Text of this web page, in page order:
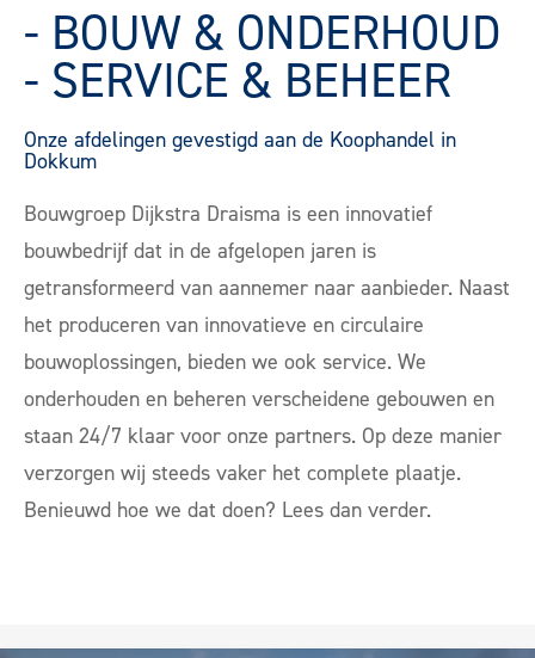
- BOUW & ONDERHOUD
- SERVICE & BEHEER
Onze afdelingen gevestigd aan de Koophandel in
Dokkum
Bouwgroep Dijkstra Draisma is een innovatief
bouwbedrijf dat in de afgelopen jaren is
getransformeerd van aannemer naar aanbieder. Naast
het produceren van innovatieve en circulaire
bouwoplossingen, bieden we ook service. We
onderhouden en beheren verscheidene gebouwen en
staan 24/7 klaar voor onze partners. Op deze manier
verzorgen wij steeds vaker het complete plaatje.
Benieuwd hoe we dat doen? Lees dan verder.